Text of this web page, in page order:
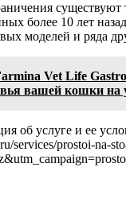
существуют
более 10 лет
моделей и ряда
Vet Life
вашей кошки на
об услуге и ее
services/prostoi-na-